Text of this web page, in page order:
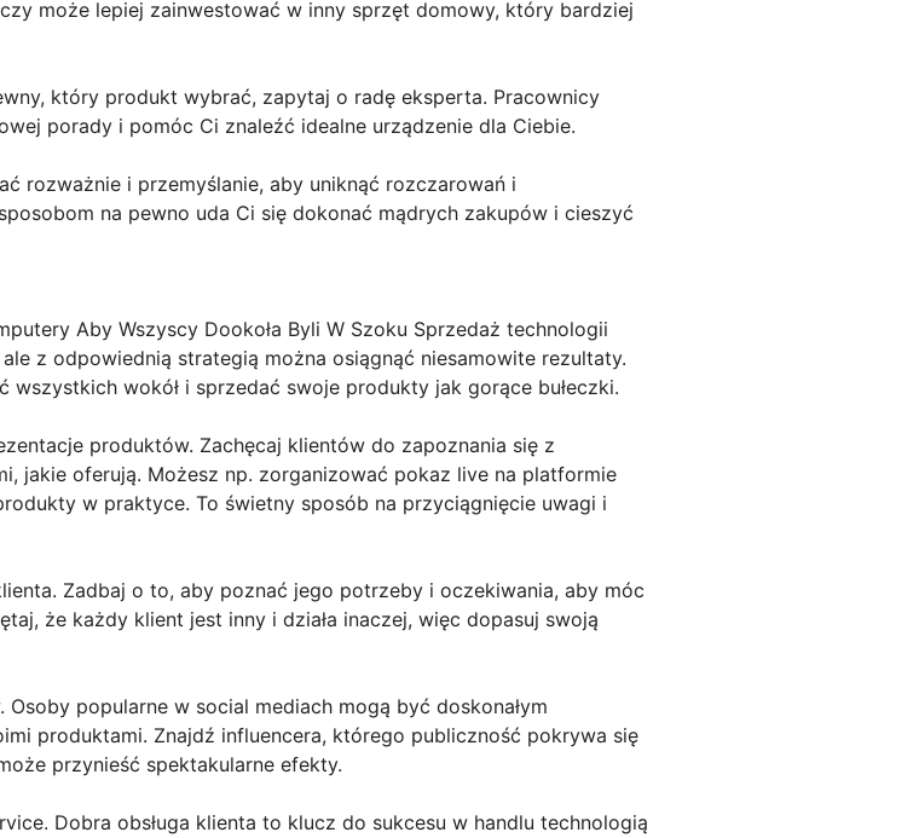
może lepiej zainwestować w inny sprzęt domowy, który bardziej
który produkt wybrać, zapytaj o radę eksperta. Pracownicy
porady i pomóc Ci znaleźć idealne urządzenie dla Ciebie.
rozważnie i przemyślanie, aby uniknąć rozczarowań i
na pewno uda Ci się dokonać mądrych zakupów i cieszyć
Aby Wszyscy Dookoła Byli W Szoku Sprzedaż technologii
z odpowiednią strategią można osiągnąć niesamowite rezultaty.
wokół i sprzedać swoje produkty jak gorące bułeczki.
produktów. Zachęcaj klientów do zapoznania się z
jakie oferują. Możesz np. zorganizować pokaz live na platformie
w praktyce. To świetny sposób na przyciągnięcie uwagi i
Zadbaj o to, aby poznać jego potrzeby i oczekiwania, aby móc
że każdy klient jest inny i działa inaczej, więc dopasuj swoją
popularne w social mediach mogą być doskonałym
produktami. Znajdź influencera, którego publiczność pokrywa się
przynieść spektakularne efekty.
Dobra obsługa klienta to klucz do sukcesu w handlu technologią